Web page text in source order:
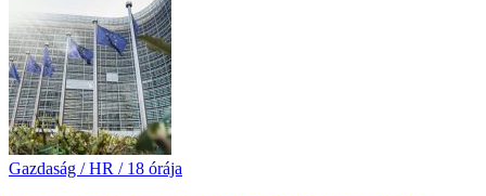
Gazdaság / HR / 18 órája